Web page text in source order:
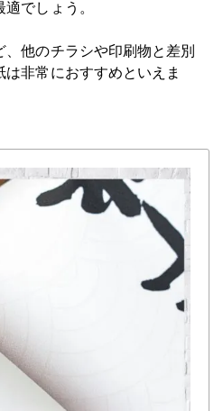
でしょう。
他のチラシや印刷物と差別
非常におすすめといえま